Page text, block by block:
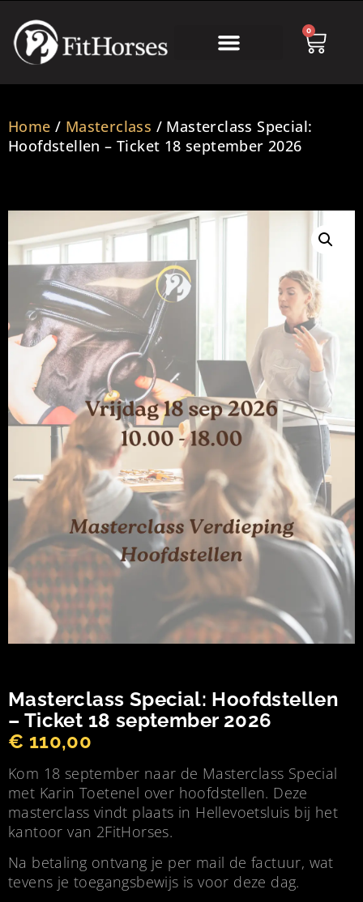
0
Home / Masterclass / Masterclass Special:
Hoofdstellen – Ticket 18 september 2026
Masterclass Special: Hoofdstellen
– Ticket 18 september 2026
€ 110,00
Kom 18 september naar de Masterclass Special
met Karin Toetenel over hoofdstellen. Deze
masterclass vindt plaats in Hellevoetsluis bij het
kantoor van 2FitHorses.
Na betaling ontvang je per mail de factuur, wat
tevens je toegangsbewijs is voor deze dag.